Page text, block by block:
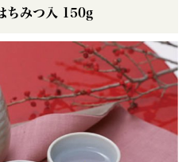
ちみつ入 150g